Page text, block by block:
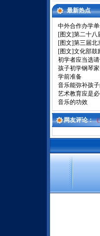
最新热点
中外合作办学
[图文]第二十八
[图文]第三届北
[图文]文化部鼓
初学者应当选
孩子初学钢琴
学前准备
音乐能弥补孩
艺术教育应是
音乐的功效
网友评论：